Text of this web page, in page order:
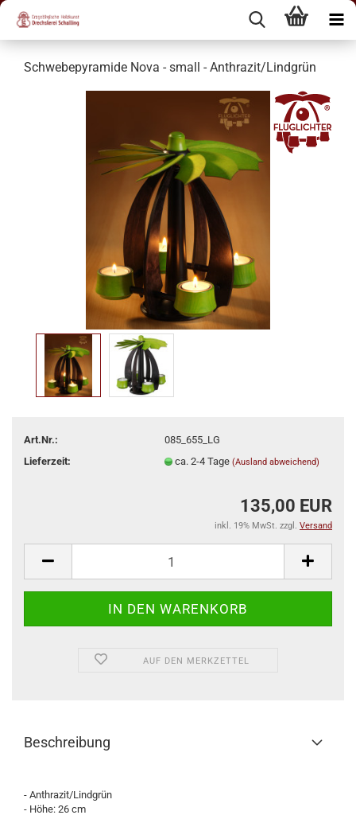
Schwebepyramide Nova - small - Anthrazit/Lindgrün
Art.Nr.:
085_655_LG
Lieferzeit:
ca. 2-4 Tage (Ausland abweichend)
135,00 EUR
inkl. 19% MwSt. zzgl. Versand
AUF DEN MERKZETTEL
Beschreibung
- Anthrazit/Lindgrün
- Höhe: 26 cm